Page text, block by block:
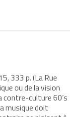
333 p. (La Rue
ou de la vision
contre-culture 60’s
musique doit